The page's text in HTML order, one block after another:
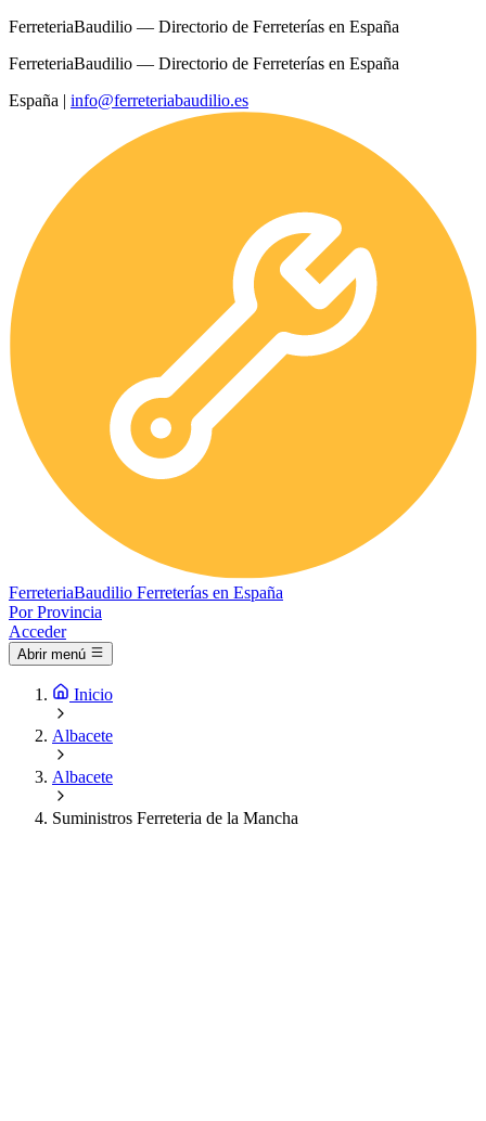
FerreteriaBaudilio — Directorio de Ferreterías en España
FerreteriaBaudilio — Directorio de Ferreterías en España
España | info@ferreteriabaudilio.es
FerreteriaBaudilio Ferreterías en España
Por Provincia
Acceder
Abrir menú
Inicio
Albacete
Albacete
Suministros Ferreteria de la Mancha